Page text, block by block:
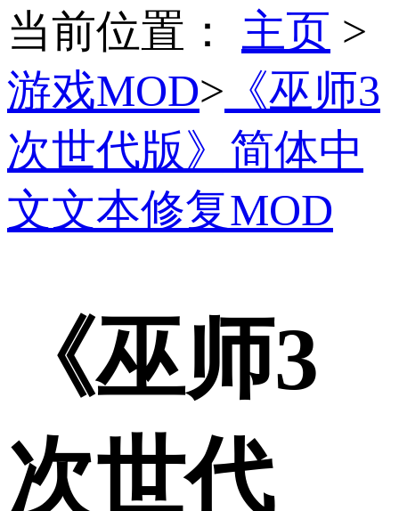
当前位置 ： 主页 >
游戏MOD> 《巫师3
次世代版》简体中
文文本修复MOD
《巫师3
次世代